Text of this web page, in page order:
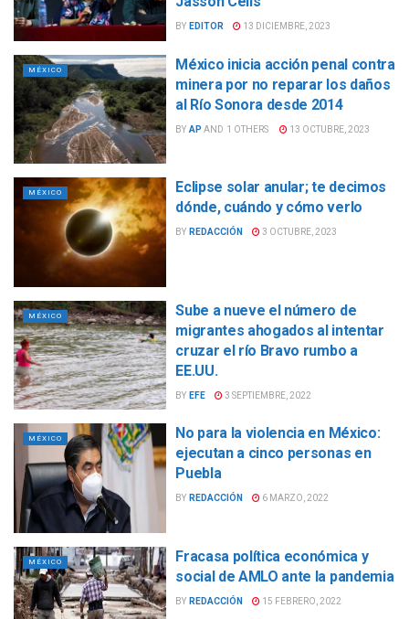
BY EDITOR 13 DICIEMBRE, 2023
MÉXICO
México inicia acción penal contra
minera por no reparar los daños
al Río Sonora desde 2014
BY AP AND 1 OTHERS 13 OCTUBRE, 2023
MÉXICO
Eclipse solar anular; te decimos
dónde, cuándo y cómo verlo
BY REDACCIÓN 3 OCTUBRE, 2023
MÉXICO
Sube a nueve el número de
migrantes ahogados al intentar
cruzar el río Bravo rumbo a
EE.UU.
BY EFE 3 SEPTIEMBRE, 2022
MÉXICO
No para la violencia en México:
ejecutan a cinco personas en
Puebla
BY REDACCIÓN 6 MARZO, 2022
MÉXICO
Fracasa política económica y
social de AMLO ante la pandemia
BY REDACCIÓN 15 FEBRERO, 2022